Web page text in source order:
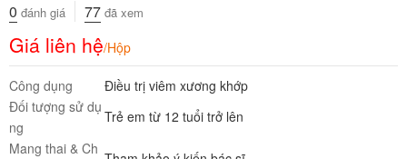
0 đánh giá 77 đã xem
Giá liên hệ/Hộp
Công dụng
Điều trị viêm xương khớp
Đối tượng sử dụ
ng
Trẻ em từ 12 tuổi trở lên
Mang thai & Ch